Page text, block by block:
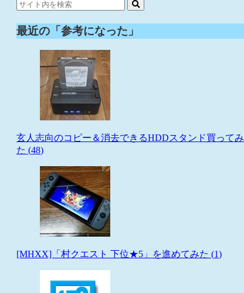
最近の「参考になった」
玄人志向のコピー＆消去できるHDDスタンド買ってみ
た (48)
[MHXX]「村クエスト 下位★5」を進めてみた (1)